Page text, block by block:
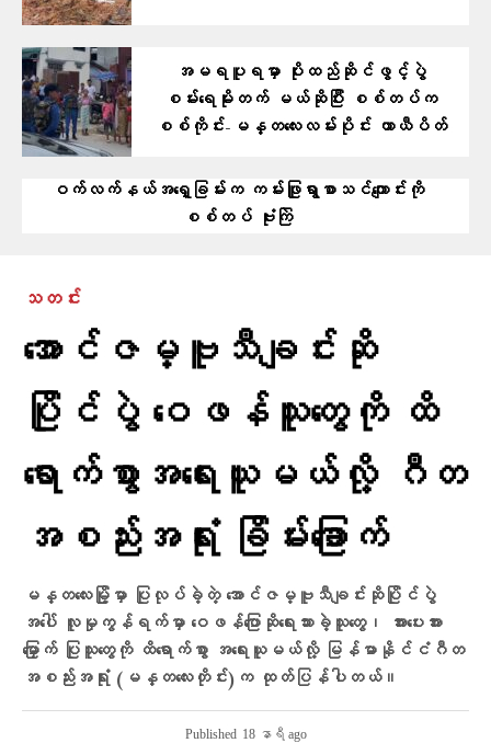
အမရပူရမှာ ပိုးထည်ဆိုင်ဖွင့်ပွဲ
စမ်းရေမိုးတက် မယ်ဆိုပြီး စစ်တပ်က
စစ်ကိုင်း-မန္တလေးလမ်းပိုင်း ယာယီပိတ်
ဝက်လက်နယ်အရှေ့ခြမ်းက ကမ်းဖြူရွာစာသင်ကျောင်းကို
စစ်တပ် ဗုံးကြဲ
သတင်း
အောင်ဇမ္ဗူသီချင်းဆို
ပြိုင်ပွဲ ဝေဖန်သူတွေကို ထိ
ရောက်စွာအရေးယူမယ်လို့ ဂီတ
အစည်းအရုံး ခြိမ်းခြောက်
မန္တလေးမြို့မှာ ပြုလုပ်ခဲ့တဲ့ အောင်ဇမ္ဗူသီချင်းဆိုပြိုင်ပွဲ
အပေါ် လူမှုကွန်ရက်မှာ ဝေဖန်ပြောဆိုရေးသားခဲ့သူတွေ၊ အားပေးအား
မြှောက် ပြုသူတွေကို ထိရောက်စွာ အရေးယူမယ်လို့ မြန်မာနိုင်ငံဂီတ
အစည်းအရုံး (မန္တလေးတိုင်း)က ထုတ်ပြန်ပါတယ်။
Published 18 နာရီ ago